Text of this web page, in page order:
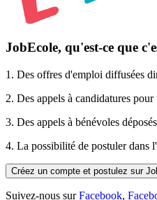
JobEcole, qu'est-ce que
1. Des offres d'emploi diffusées
2. Des appels à candidatures
3. Des appels à bénévoles
4. La possibilité de postulerdans
Créez un compte et postulez sur
Suivez-nous surFacebook,